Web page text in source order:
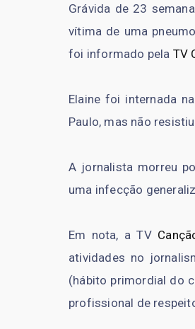
Grávida de 23
vítima de uma
foi informado pela TV
Elaine foi internada
Paulo, mas não
A jornalista morreu
uma infecção
Em nota, a TV
atividades no
(hábito primordial do
profissional de